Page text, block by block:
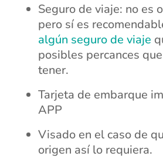
Seguro de viaje: no es
pero sí es
algún seguro de viaje
posibles percances
tener.
Tarjeta de embarque
APP
Visado en el caso de
origen así lo requiera.